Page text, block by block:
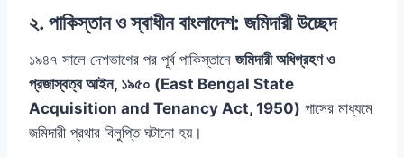
২. পাকিস্তান ও স্বাধীন বাংলাদেশ: জমিদারী উচ্ছেদ
১৯৪৭ সালে দেশভাগের পর পূর্ব পাকিস্তানে জমিদারী অধিগ্রহণ ও
প্রজাস্বত্ব আইন, ১৯৫০ (East Bengal State
Acquisition and Tenancy Act, 1950) পাসের মাধ্যমে
জমিদারী প্রথার বিলুপ্তি ঘটানো হয়।